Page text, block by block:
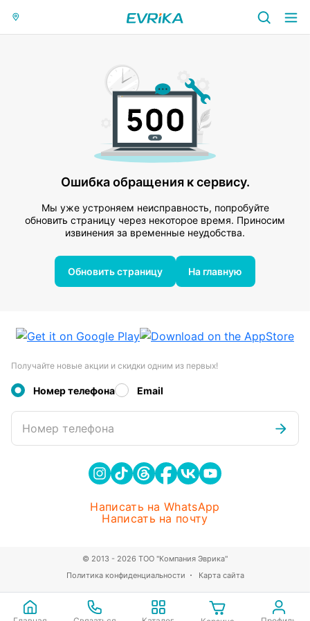
Ошибка обращения к сервису.
Мы уже устроняем неисправность, попробуйте
обновить страницу через некоторое время. Приносим
извинения за временные неудобства.
Обновить страницу На главную
Получайте новые акции и скидки одним из первых!
Номер телефона Email
Номер телефона
Написать на WhatsApp
Написать на почту
Политика конфиденциальности Карта сайта
© 2013 - 2026 ТОО "Компания Эврика"